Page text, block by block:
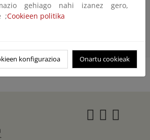
por el sistema de libre designación
gehiago nahi izanez gero,
;Cookieen politika
konfigurazioa Onartu cookieak